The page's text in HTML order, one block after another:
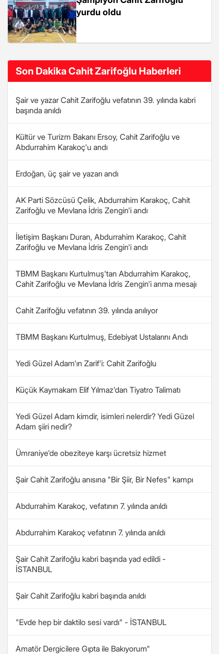
yurdu oldu
Son Dakika Cahit Zarifoğlu Haberleri
Şair ve yazar Cahit Zarifoğlu vefatının 39. yılında kabri
başında anıldı
Kültür ve Turizm Bakanı Ersoy, Cahit Zarifoğlu ve
Abdurrahim Karakoç'u andı
Erdoğan, üç şair ve yazarı andı
AK Parti Sözcüsü Çelik, Abdurrahim Karakoç, Cahit
Zarifoğlu ve Mevlana İdris Zengin'i andı
İletişim Başkanı Duran, Abdurrahim Karakoç, Cahit
Zarifoğlu ve Mevlana İdris Zengin'i andı
TBMM Başkanı Kurtulmuş'tan Abdurrahim Karakoç,
Cahit Zarifoğlu ve Mevlana İdris Zengin'i anma mesajı
Cahit Zarifoğlu vefatının 39. yılında anılıyor
TBMM Başkanı Kurtulmuş, Edebiyat Ustalarını Andı
Yedi Güzel Adam'ın Zarif'i: Cahit Zarifoğlu
Küçük Kaymakam Elif Yılmaz'dan Tiyatro Talimatı
Yedi Güzel Adam kimdir, isimleri nelerdir? Yedi Güzel
Adam şiiri nedir?
Ümraniye'de obeziteye karşı ücretsiz hizmet
Şair Cahit Zarifoğlu anısına "Bir Şiir, Bir Nefes" kampı
Abdurrahim Karakoç, vefatının 7. yılında anıldı
Abdurrahim Karakoç vefatının 7. yılında anıldı
Şair Cahit Zarifoğlu kabri başında yad edildi -
İSTANBUL
Şair Cahit Zarifoğlu kabri başında anıldı
"Evde hep bir daktilo sesi vardı" - İSTANBUL
Amatör Dergicilere Gıpta ile Bakıyorum"